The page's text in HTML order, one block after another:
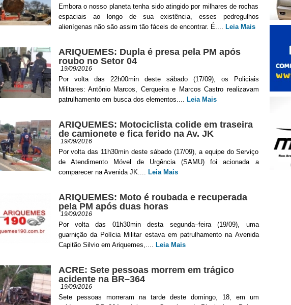
Embora o nosso planeta tenha sido atingido por milhares de rochas
espaciais ao longo de sua existência, esses pedregulhos
alienígenas não são assim tão fáceis de encontrar. É.... Leia Mais
ARIQUEMES: Dupla é presa pela PM após
roubo no Setor 04
19/09/2016
Por volta das 22h00min deste sábado (17/09), os Policiais
Militares: Antônio Marcos, Cerqueira e Marcos Castro realizavam
patrulhamento em busca dos elementos.... Leia Mais
ARIQUEMES: Motociclista colide em traseira
de camionete e fica ferido na Av. JK
19/09/2016
Por volta das 11h30min deste sábado (17/09), a equipe do Serviço
de Atendimento Móvel de Urgência (SAMU) foi acionada a
comparecer na Avenida JK.... Leia Mais
ARIQUEMES: Moto é roubada e recuperada
pela PM após duas horas
19/09/2016
Por volta das 01h30min desta segunda–feira (19/09), uma
guarnição da Polícia Militar estava em patrulhamento na Avenida
Capitão Silvio em Ariquemes,.... Leia Mais
ACRE: Sete pessoas morrem em trágico
acidente na BR–364
19/09/2016
Sete pessoas morreram na tarde deste domingo, 18, em um